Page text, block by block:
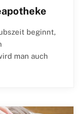
beginnt,
man auch